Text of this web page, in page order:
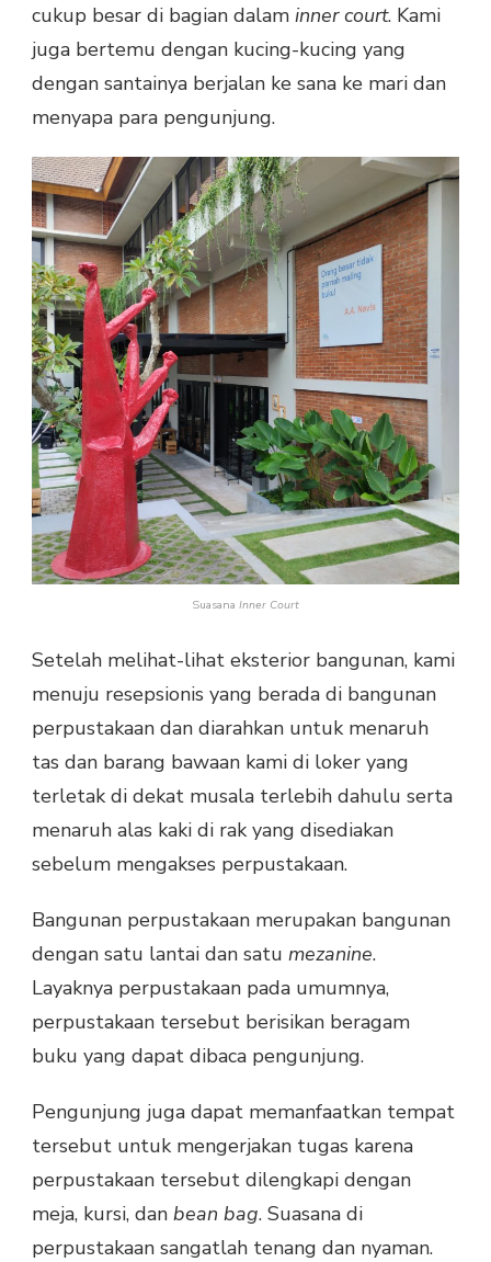
cukup besar di bagian dalam inner court. Kami
juga bertemu dengan kucing-kucing yang
dengan santainya berjalan ke sana ke mari dan
menyapa para pengunjung.
Suasana Inner Court
Setelah melihat-lihat eksterior bangunan, kami
menuju resepsionis yang berada di bangunan
perpustakaan dan diarahkan untuk menaruh
tas dan barang bawaan kami di loker yang
terletak di dekat musala terlebih dahulu serta
menaruh alas kaki di rak yang disediakan
sebelum mengakses perpustakaan.
Bangunan perpustakaan merupakan bangunan
dengan satu lantai dan satu mezanine.
Layaknya perpustakaan pada umumnya,
perpustakaan tersebut berisikan beragam
buku yang dapat dibaca pengunjung.
Pengunjung juga dapat memanfaatkan tempat
tersebut untuk mengerjakan tugas karena
perpustakaan tersebut dilengkapi dengan
meja, kursi, dan bean bag. Suasana di
perpustakaan sangatlah tenang dan nyaman.